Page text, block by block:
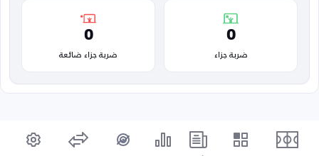
0
ضربة جزاء
0
ضربة جزاء ضائعة